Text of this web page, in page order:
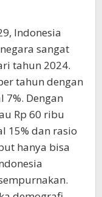
Indonesia
sangat
tahun 2024.
tahun dengan
Dengan
Rp 60 ribu
15% dan rasio
hanya bisa